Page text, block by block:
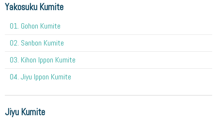
Yakosuku Kumite
01. Gohon Kumite
02. Sanbon Kumite
03. Kihon Ippon Kumite
04. Jiyu Ippon Kumite
Jiyu Kumite